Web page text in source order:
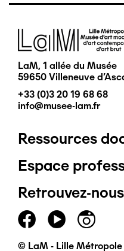
Image
LaM, 1 allée du Musée
59650 Villeneuve
+33 (0)3 20 19 68 68
info@musee-lam.fr
Pied
de
page
principal
Ressources
Espace
Retrouvez-
© LaM - Lille